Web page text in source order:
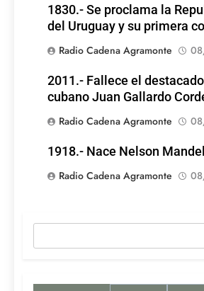
1830.- Se proclama la
del Uruguay y su primera
Radio Cadena Agramonte
2011.- Fallece el
cubano Juan Gallardo
Radio Cadena Agramonte
1918.- Nace Nelson
Radio Cadena Agramonte